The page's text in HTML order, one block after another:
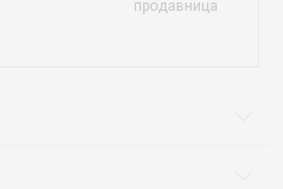
продавница